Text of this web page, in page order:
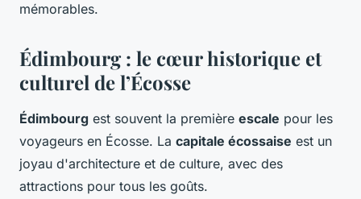
mémorables.
Édimbourg : le cœur historique et
culturel de l’Écosse
Édimbourg est souvent la première escale pour les
voyageurs en Écosse. La capitale écossaise est un
joyau d'architecture et de culture, avec des
attractions pour tous les goûts.